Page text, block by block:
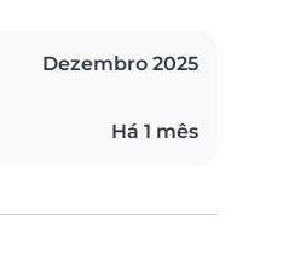
Dezembro 2025
Há 1 mês